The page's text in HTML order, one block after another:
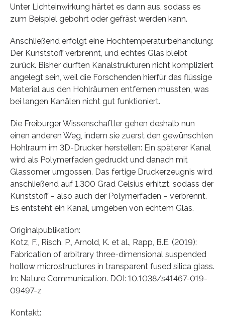
Unter Lichteinwirkung härtet es dann aus, sodass es
zum Beispiel gebohrt oder gefräst werden kann.
Anschließend erfolgt eine Hochtemperaturbehandlung:
Der Kunststoff verbrennt, und echtes Glas bleibt
zurück. Bisher durften Kanalstrukturen nicht kompliziert
angelegt sein, weil die Forschenden hierfür das flüssige
Material aus den Hohlräumen entfernen mussten, was
bei langen Kanälen nicht gut funktioniert.
Die Freiburger Wissenschaftler gehen deshalb nun
einen anderen Weg, indem sie zuerst den gewünschten
Hohlraum im 3D-Drucker herstellen: Ein späterer Kanal
wird als Polymerfaden gedruckt und danach mit
Glassomer umgossen. Das fertige Druckerzeugnis wird
anschließend auf 1.300 Grad Celsius erhitzt, sodass der
Kunststoff – also auch der Polymerfaden – verbrennt.
Es entsteht ein Kanal, umgeben von echtem Glas.
Originalpublikation:
Kotz, F., Risch, P., Arnold, K. et al., Rapp, B.E. (2019):
Fabrication of arbitrary three-dimensional suspended
hollow microstructures in transparent fused silica glass.
In: Nature Communication. DOI: 10.1038/s41467-019-
09497-z
Kontakt: